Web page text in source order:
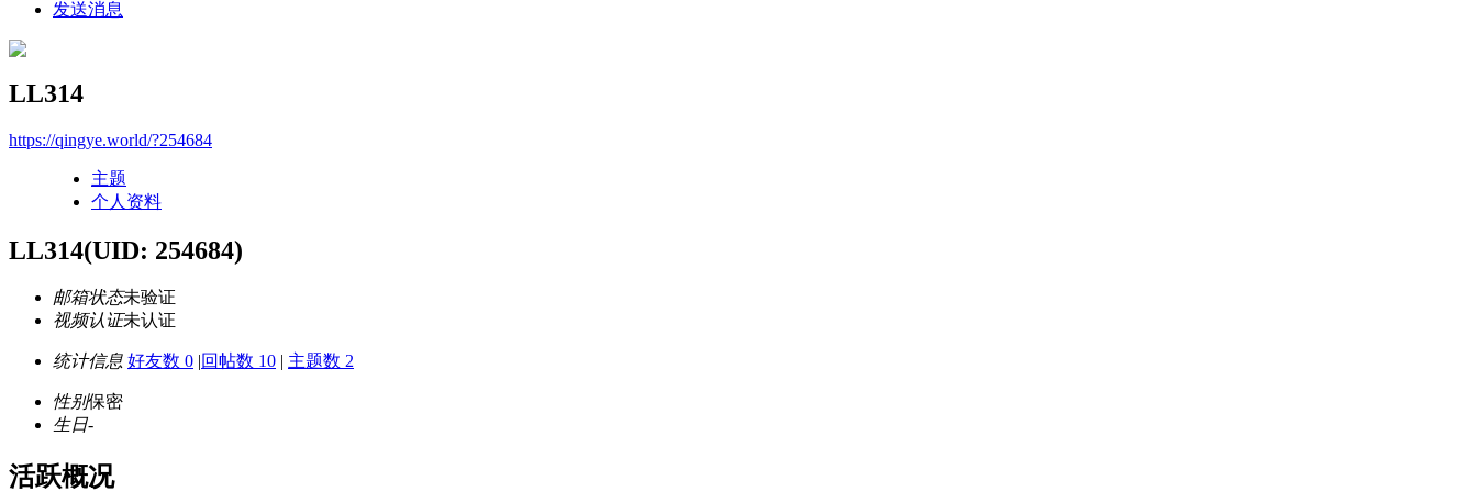
发送消息
LL314
https://qingye.world/?254684
主题
个人资料
LL314(UID: 254684)
邮箱状态未验证
视频认证未认证
统计信息 好友数 0 |回帖数 10 | 主题数 2
性别保密
生日-
活跃概况